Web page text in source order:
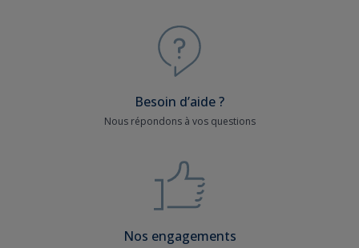
Besoin d’aide ?
Nous répondons à vos questions
Nos engagements